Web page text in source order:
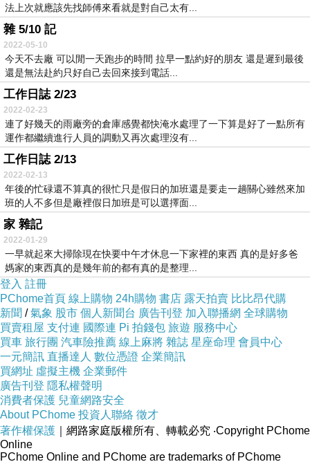
法上次就應該先找師傅來看就是對自己太有...
雜 5/10 記
2022-05-10
今天不去廠 可以閒一天跑步的時間 拉早一點約好的朋友 還是遲到最後
還是無法赴約只好自己去回來接到電話...
工作日誌 2/23
2022-02-23
連了好幾天的雨廠旁的倉庫感覺都快淹水處理了一下算是好了一點所有
運作都繼續進行人員的調動又再次處理沒有...
工作日誌 2/13
2022-02-13
年後的忙碌還不算真的很忙只是假日的加班還是要走一趟關心雖然來加
班的人不多但是廠裡假日加班是可以選擇面...
家 雜記
2022-01-29
一早就起來大掃除現在快要中午才休息一下家裡的東西 真的是好多爸
媽家的東西真的是幾年前的都有真的是整理...
登入 註冊
PChome首頁 線上購物 24h購物 書店 露天拍賣 比比昂代購
新聞 /氣象 股市 個人新聞台 廣告刊登 加入聯播網 全球購物
買賣租屋 支付連 國際連 Pi 拍錢包 旅遊 服務中心
買車 旅行團 汽車險推薦 線上麻將 雜誌 星座命理 會員中心
一元簡訊 直播達人 數位憑證 企業簡訊
買網址 虛擬主機 企業郵件
廣告刊登 隱私權聲明
消費者保護 兒童網路安全
About PChome 投資人聯絡 徵才
著作權保護 ｜網路家庭版權所有、轉載必究 ‧Copyright PChome
Online
PChome Online and PChome are trademarks of PChome